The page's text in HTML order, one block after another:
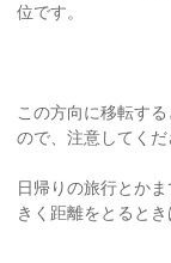
位です。
この方向に移転す
ので、注意してくだ
日帰りの旅行とか
きく距離をとると